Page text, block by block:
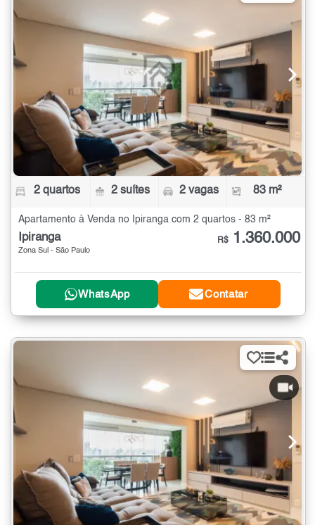
2 quartos 2 suítes 2 vagas 83 m²
Apartamento à Venda no Ipiranga com 2 quartos - 83 m²
Ipiranga
Zona Sul - São Paulo
R$ 1.360.000
WhatsApp Contatar